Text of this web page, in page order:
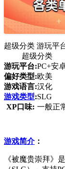
超级分类 游玩平
超级分类
游玩平台:PC+安
偏好类型:欧美
游戏语言:汉化
游戏类型:SLG
XP口味: 一般正
游戏简介：
《被魔贵崇拜》